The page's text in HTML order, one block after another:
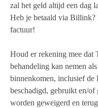
zal het geld altijd een dag
Heb je betaald via Billink?
factuur!
Houd er rekening mee dat
behandeling kan nemen
binnenkomen, inclusief
beschadigd, gebruikt en/of
worden geweigerd en